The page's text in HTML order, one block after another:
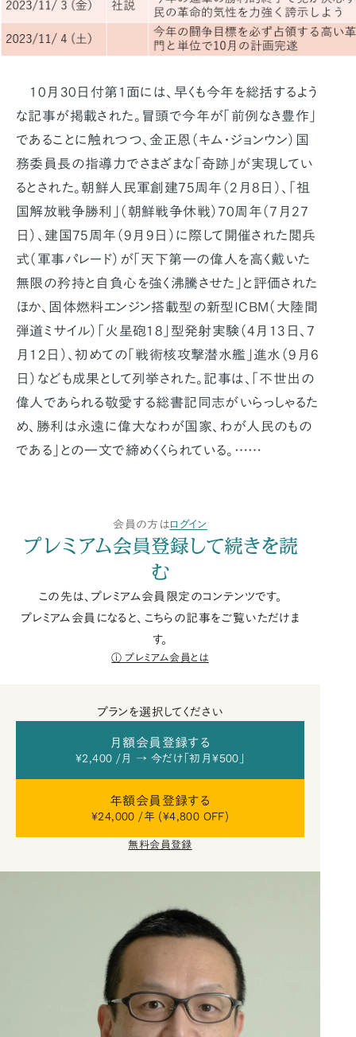
10月30日付第1面には、早くも今年を総括するよう
な記事が掲載された。冒頭で今年が「前例なき豊作」
であることに触れつつ、金正恩（キム・ジョンウン）国
務委員長の指導力でさまざまな「奇跡」が実現してい
るとされた。朝鮮人民軍創建75周年（2月8日）、「祖
国解放戦争勝利」（朝鮮戦争休戦）70周年（7月27
日）、建国75周年（9月9日）に際して開催された閲兵
式（軍事パレード）が「天下第一の偉人を高く戴いた
無限の矜持と自負心を強く沸騰させた」と評価された
ほか、固体燃料エンジン搭載型の新型ICBM（大陸間
弾道ミサイル）「火星砲18」型発射実験（4月13日、7
月12日）、初めての「戦術核攻撃潜水艦」進水（9月6
日）なども成果として列挙された。記事は、「不世出の
偉人であられる敬愛する総書記同志がいらっしゃるた
め、勝利は永遠に偉大なわが国家、わが人民のもの
である」との一文で締めくくられている。……
会員の方はログイン
プレミアム会員登録して続きを読
む
この先は、プレミアム会員限定のコンテンツです。
プレミアム会員になると、こちらの記事をご覧いただけま
す。
プレミアム会員とは
プランを選択してください
月額会員登録する
¥2,400 /月 → 今だけ「初月¥500」
年額会員登録する
¥24,000 /年 (¥4,800 OFF)
無料会員登録